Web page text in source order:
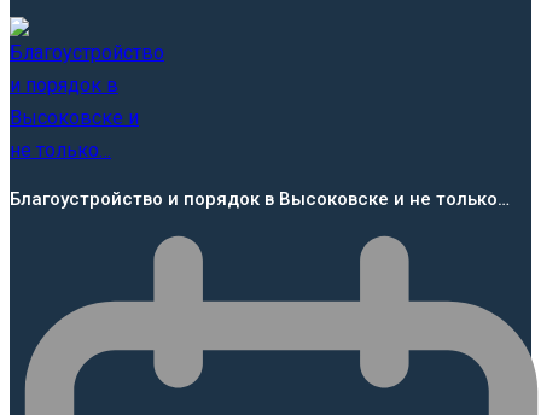
Благоустройство и порядок в Высоковске и не только…